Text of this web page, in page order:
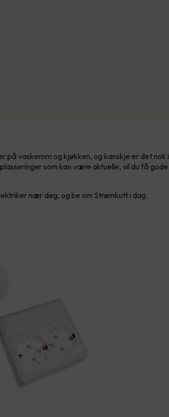
vaskerom og kjøkken, og kanskje er det nok i
som kan være aktuelle, vil du få gode
nær deg, og be om Strømkutt i dag.